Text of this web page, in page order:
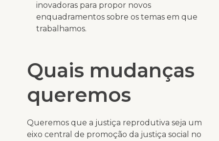
inovadoras para propor novos
enquadramentos sobre os temas em que
trabalhamos.
Quais mudanças
queremos
Queremos que a justiça reprodutiva seja um
eixo central de promoção da justiça social no